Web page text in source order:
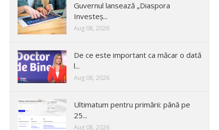
Guvernul lansează „Diaspora
Investeș...
Aug 08, 2026
De ce este important ca măcar o dată
l...
Aug 08, 2026
Ultimatum pentru primării: până pe
25...
Aug 08, 2026